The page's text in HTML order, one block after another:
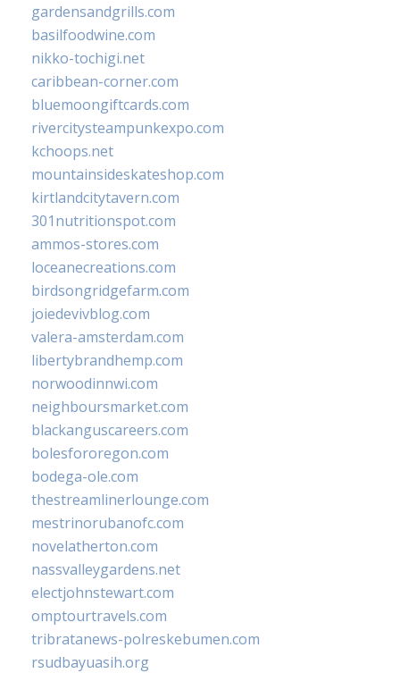
gardensandgrills.com
basilfoodwine.com
nikko-tochigi.net
caribbean-corner.com
bluemoongiftcards.com
rivercitysteampunkexpo.com
kchoops.net
mountainsideskateshop.com
kirtlandcitytavern.com
301nutritionspot.com
ammos-stores.com
loceanecreations.com
birdsongridgefarm.com
joiedevivblog.com
valera-amsterdam.com
libertybrandhemp.com
norwoodinnwi.com
neighboursmarket.com
blackanguscareers.com
bolesfororegon.com
bodega-ole.com
thestreamlinerlounge.com
mestrinorubanofc.com
novelatherton.com
nassvalleygardens.net
electjohnstewart.com
omptourtravels.com
tribratanews-polreskebumen.com
rsudbayuasih.org